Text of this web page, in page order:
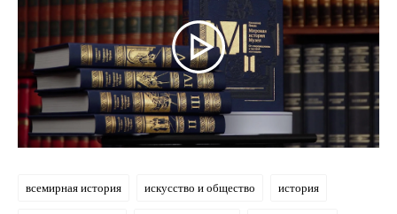
всемирная история искусство и общество история